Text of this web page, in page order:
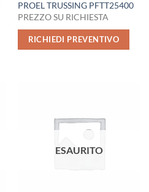
PROEL TRUSSING PFTT25400
PREZZO SU RICHIESTA
RICHIEDI PREVENTIVO
ESAURITO